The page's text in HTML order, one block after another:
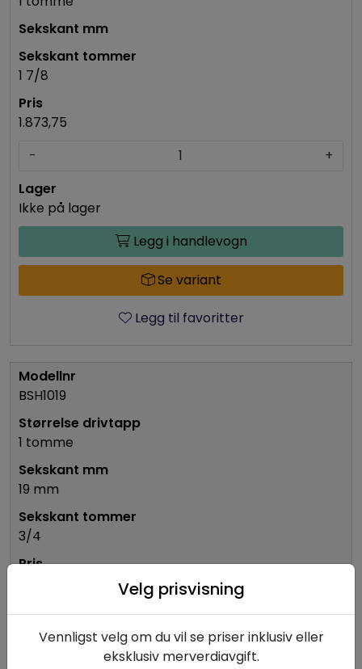
1 7/8
1.873,75
-
+
Ikke på lager
Legg i handlevogn
Se variant
Legg til favoritter
BSH1019
1 tomme
19 mm
3/4
-
+
Velg prisvisning
Vennligst velg om du vil se priser inklusiv eller
eksklusiv merverdiavgift.